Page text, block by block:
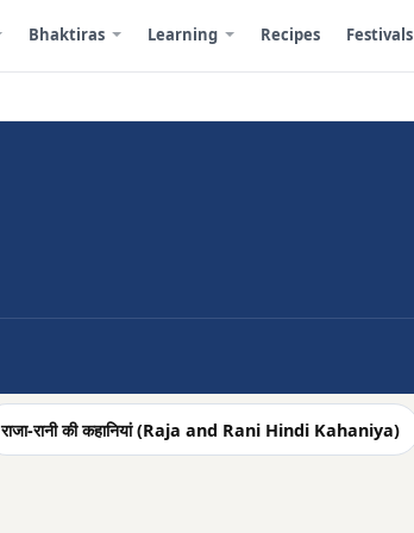
Bhaktiras Learning Recipes Festivals
राजा-रानी की कहानियां (Raja and Rani Hindi Kahaniya)